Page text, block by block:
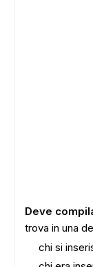
Deve
trova in una
chi si